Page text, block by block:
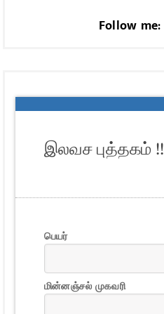
Follow me:
இலவச புத்தகம் !!
பெயர்
மின்னஞ்சல் முகவரி